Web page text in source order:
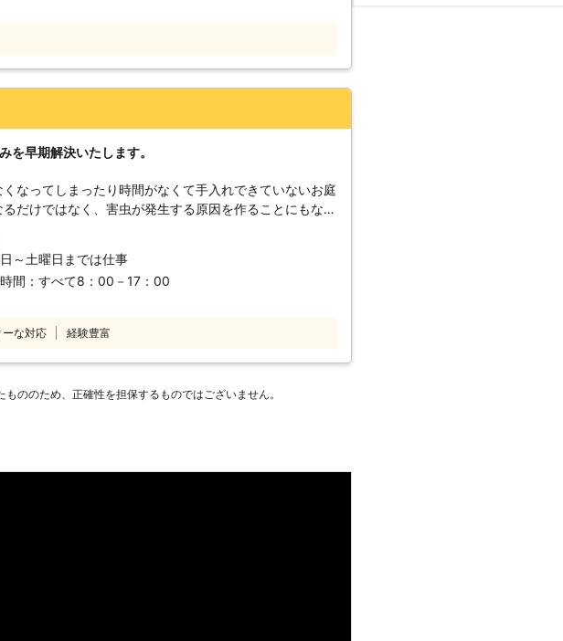
の3つをお約束しております。 24時間年中無休で営業
そのため、ご依頼状況によっては即日での対応も可能で
、ヒアリング時にはお客様のご要望に沿ったお庭をご提
績も豊富で、ご家庭内の剪定から学校・病院・公的施設
るため、自信を持ってお庭の剪定を提供できますのでお
と値段が高くなるため、どうしようかとお悩みの方もい
によっては作業費だけでなく、枝や幹の処分費や出張費
も少なくありません。お見積もり時に予想よりも費用が
やお見積もりも無料で対応しております。 どのような
密着対応。 北海道で庭木の剪定業者をお探しなら、弊
を早期解決いたします。
なってしまったり時間がなくて手入れできていないお庭
だけではなく、害虫が発生する原因を作ることにもなっ
木の剪定には技術が必要となるため、技術と経験が豊富な
さい。美しくなった植木は、見る人の心にも安らぎを与え
れたり、風通しも悪くなるなど、お庭の環境が悪くなり
らげるはずの大事なお庭の景観が悪くなり、居心地も良
～土曜日までは仕事
間：すべて8：00－17：00
ーな対応 経験豊富
ののため、正確性を担保するものではございません。